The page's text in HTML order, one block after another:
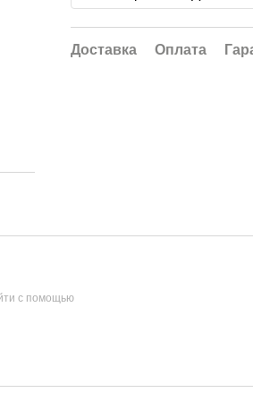
Доставка Оплата
с помощью